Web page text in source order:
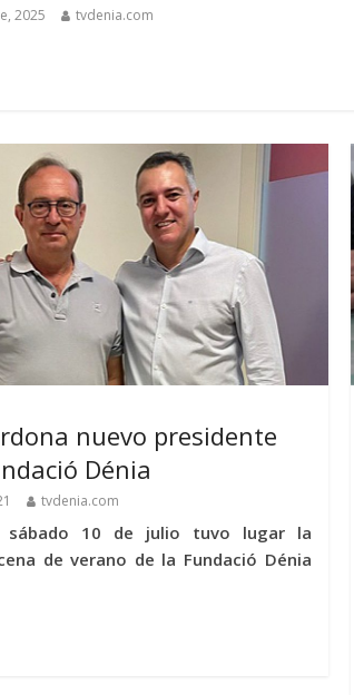
2025 tvdenia.com
nuevo presidente
Dénia
tvdenia.com
sábado 10 de julio tuvo lugar la
de verano de la Fundació Dénia